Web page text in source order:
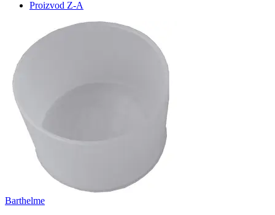
Proizvod Z-A
Barthelme